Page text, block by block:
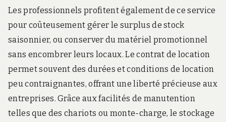
Les professionnels profitent également de ce service
pour coûteusement gérer le surplus de stock
saisonnier, ou conserver du matériel promotionnel
sans encombrer leurs locaux. Le contrat de location
permet souvent des durées et conditions de location
peu contraignantes, offrant une liberté précieuse aux
entreprises. Grâce aux facilités de manutention
telles que des chariots ou monte-charge, le stockage